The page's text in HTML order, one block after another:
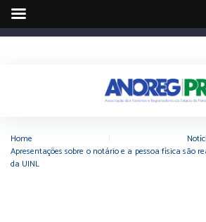
Home
Apresentações sobre o notário e a pessoa física são
da UINL